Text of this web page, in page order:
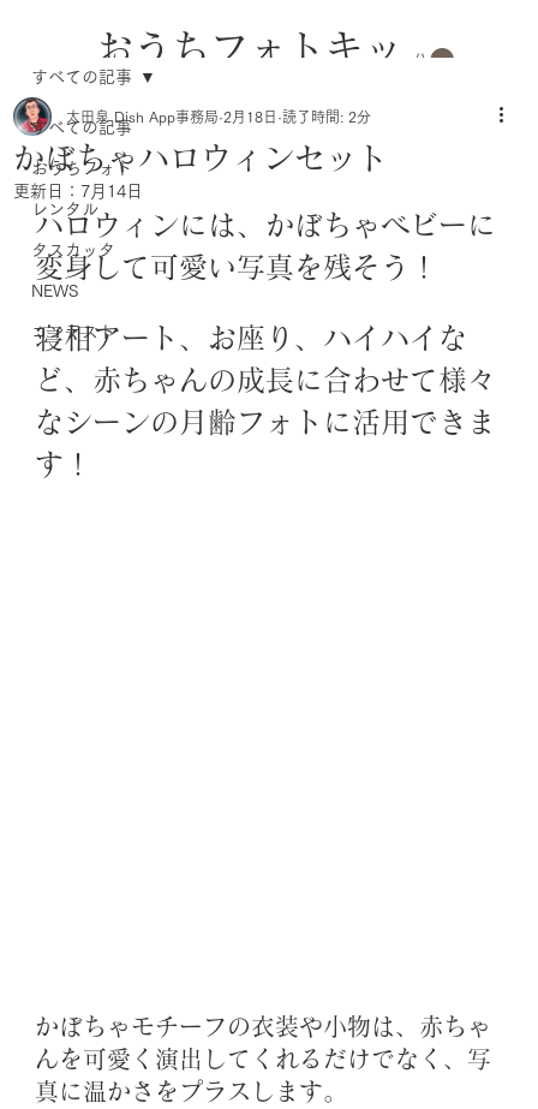
おうちフォトキッ
トのレンタル
すべての記事
おうちフォト
レンタル
タスカッタ
NEWS
コンテスト
すべての記事
かぼちゃハロウィンセット
太田泉 Dish App事務局 2月18日 読了時間: 2分
更新日： 7月14日
ハロウィンには、かぼちゃベビーに
変身して可愛い写真を残そう！
寝相アート、お座り、ハイハイな
ど、赤ちゃんの成長に合わせて様々
なシーンの月齢フォトに活用できま
す！
かぼちゃモチーフの衣装や小物は、赤ちゃ
んを可愛く演出してくれるだけでなく、写
真に温かさをプラスします。